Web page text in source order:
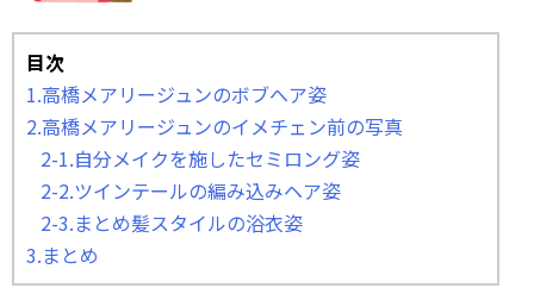
目次
1.高橋メアリージュンのボブへア姿
2.高橋メアリージュンのイメチェン前の写真
2-1.自分メイクを施したセミロング姿
2-2.ツインテールの編み込みヘア姿
2-3.まとめ髪スタイルの浴衣姿
3.まとめ